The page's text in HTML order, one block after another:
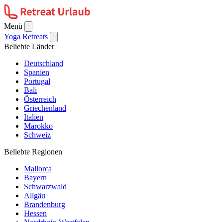
Menü
Yoga Retreats
Beliebte Länder
Deutschland
Spanien
Portugal
Bali
Österreich
Griechenland
Italien
Marokko
Schweiz
Beliebte Regionen
Mallorca
Bayern
Schwarzwald
Allgäu
Brandenburg
Hessen